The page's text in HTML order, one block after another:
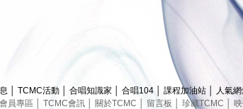
TCMC活動 合唱知識家 合唱104 課程加油站 人氣
會員專區
TCMC會訊 關於TCMC 留言板 珍藏TCMC